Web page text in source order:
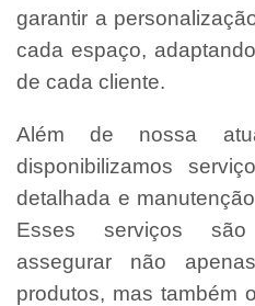
garantir a
cada espaço,
de cada cliente.
Além de nossa
disponibilizamos
detalhada e
Esses serviços são
assegurar não
produtos, mas também